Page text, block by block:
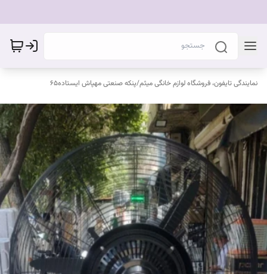
نمایندگی تایفون، فروشگاه لوازم خانگی میثم/پنکه صنعتی مهپاش ایستاده۶۵